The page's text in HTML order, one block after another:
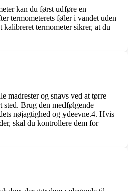
kan du først udføre en
termometerets føler i vandet uden
termometer sikrer, at du
madrester og snavs ved at tørre
sted. Brug den medfølgende
nøjagtighed og ydeevne.4. Hvis
skal du kontrollere dem for